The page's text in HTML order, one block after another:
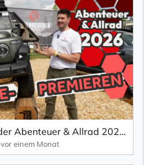
Taubenreuther auf der Abenteuer & Allrad 2026 | Kompletter Standrundgang & Neuheiten
vor einem Monat